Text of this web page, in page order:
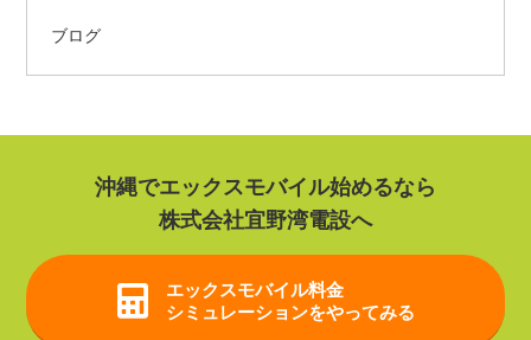
ブログ
沖縄でエックスモバイル始めるなら
株式会社宜野湾電設へ
エックスモバイル料金
シミュレーションをやってみる